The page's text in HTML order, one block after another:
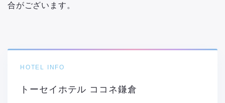
合がございます。
HOTEL INFO
トーセイホテル ココネ鎌倉